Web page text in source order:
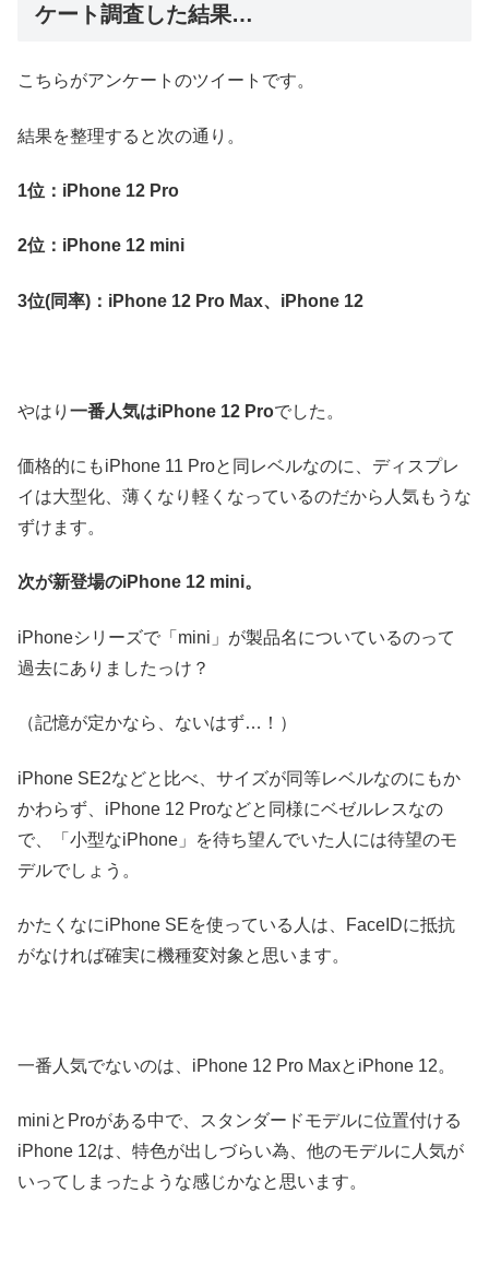
ケート調査した結果…
こちらがアンケートのツイートです。
結果を整理すると次の通り。
1位：iPhone 12 Pro
2位：iPhone 12 mini
3位(同率)：iPhone 12 Pro Max、iPhone 12
やはり 一番人気はiPhone 12 Proでした。
価格的にもiPhone 11 Proと同レベルなのに、ディスプレ
イは大型化、薄くなり軽くなっているのだから人気もうな
ずけます。
次が新登場のiPhone 12 mini。
iPhoneシリーズで「mini」が製品名についているのって
過去にありましたっけ？
（記憶が定かなら、ないはず…！）
iPhone SE2などと比べ、サイズが同等レベルなのにもか
かわらず、iPhone 12 Proなどと同様にベゼルレスなの
で、「小型なiPhone」を待ち望んでいた人には待望のモ
デルでしょう。
かたくなにiPhone SEを使っている人は、FaceIDに抵抗
がなければ確実に機種変対象と思います。
一番人気でないのは、iPhone 12 Pro MaxとiPhone 12。
miniとProがある中で、スタンダードモデルに位置付ける
iPhone 12は、特色が出しづらい為、他のモデルに人気が
いってしまったような感じかなと思います。